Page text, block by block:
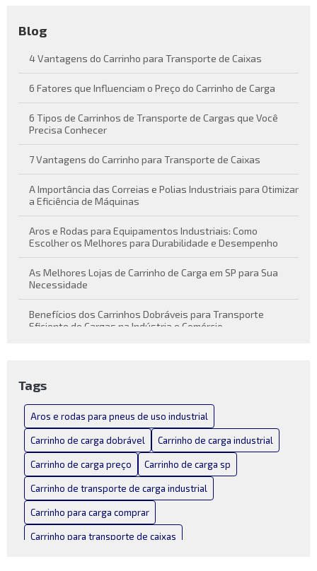
Blog
4 Vantagens do Carrinho para Transporte de Caixas
6 Fatores que Influenciam o Preço do Carrinho de Carga
6 Tipos de Carrinhos de Transporte de Cargas que Você
Precisa Conhecer
7 Vantagens do Carrinho para Transporte de Caixas
A Importância das Correias e Polias Industriais para Otimizar
a Eficiência de Máquinas
Aros e Rodas para Equipamentos Industriais: Como
Escolher os Melhores para Durabilidade e Desempenho
As Melhores Lojas de Carrinho de Carga em SP para Sua
Necessidade
Benefícios dos Carrinhos Dobráveis para Transporte
Eficiente de Cargas na Indústria e Comércio
Funcionalidades
Carrinho de Carga Dobrável: Praticidade em Movimento
Carrinho de Carga Industrial: Como Escolher o Melhor para
Carrinho de Carga Industrial: Escolha o Melhor para Suas
Necessidades
Tags
Aros e rodas para pneus de uso industrial
Carrinho de carga dobrável Carrinho de carga industrial
Carrinho de carga preço Carrinho de carga sp
Carrinho de transporte de carga industrial
Carrinho para carga comprar
Carrinho para transporte de caixas